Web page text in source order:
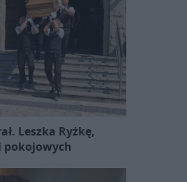
Leszka Ryżkę,
pokojowych